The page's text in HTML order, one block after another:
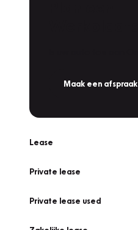
Maak een afspraak
Lease
Private lease
Private lease used